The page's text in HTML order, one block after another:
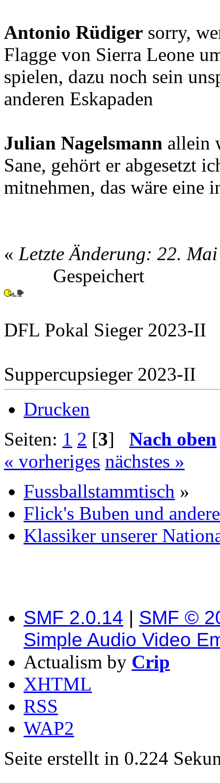
Antonio Rüdiger sorry,
Flagge von Sierra Leone
spielen, dazu noch sein
anderen Eskapaden
Julian Nagelsmann allein
Sane, gehört er abgesetzt
mitnehmen, das wäre
« Letzte Änderung: 22.
Gespeichert
DFL Pokal Sieger 2023-II
Suppercupsieger 2023-II
Drucken
Seiten: 1 2 [3] Nach oben
« vorheriges nächstes »
Fussballstammtisch »
Flick's Buben und
Klassiker unserer
SMF 2.0.14 | SMF ©
Simple Audio Video
Actualism by Crip
XHTML
RSS
WAP2
Seite erstellt in 0.224